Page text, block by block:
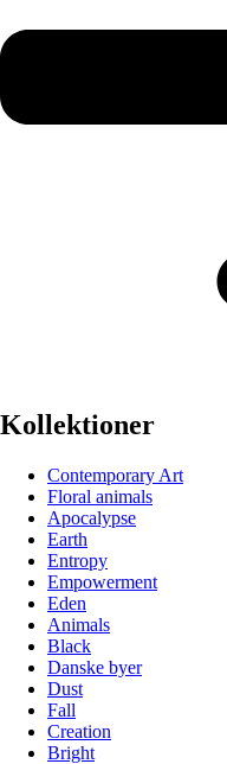
Kollektioner
Contemporary Art
Floral animals
Apocalypse
Earth
Entropy
Empowerment
Eden
Animals
Black
Danske byer
Dust
Fall
Creation
Bright